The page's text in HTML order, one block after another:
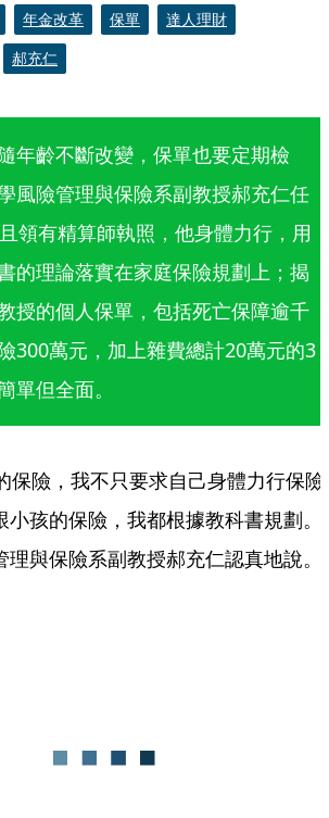
年金改革 保單
達人理財
郝充仁
年齡不斷改變，保單也要定期檢
風險管理與保險系副教授郝充仁任
領有精算師執照，他身體力行，用
的理論落實在家庭保險規劃上；揭
授的個人保單，包括死亡保障逾千
300萬元，加上雜費總計20萬元的3
單但全面。
保險，我不只要求自己身體力行保險
小孩的保險，我都根據教科書規劃。
與保險系副教授郝充仁認真地說。